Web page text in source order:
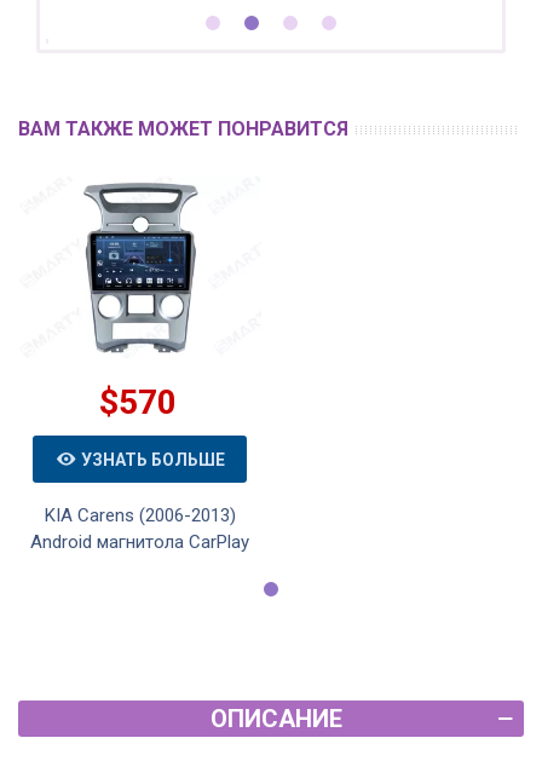
ВАМ ТАКЖЕ МОЖЕТ ПОНРАВИТСЯ
$570
УЗНАТЬ БОЛЬШЕ
KIA Carens (2006-2013)
Android магнитола CarPlay
ОПИСАНИЕ